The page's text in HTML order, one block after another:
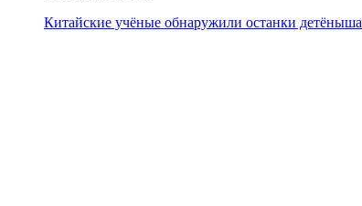
Китайские учёные обнаружили останки детёныша